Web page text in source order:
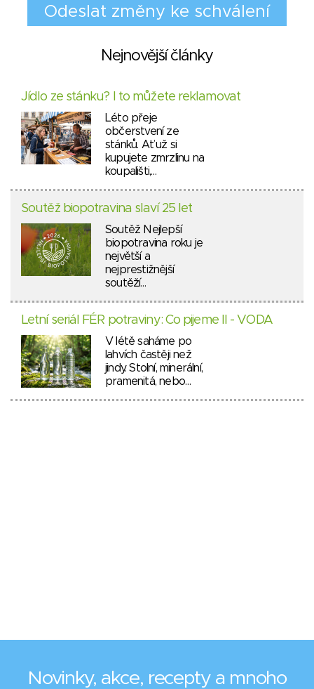
Nejnovější články
Jídlo ze stánku? I to můžete reklamovat
Léto přeje
občerstvení ze
stánků. Ať už si
kupujete zmrzlinu na
koupališti,…
Soutěž biopotravina slaví 25 let
Soutěž Nejlepší
biopotravina roku je
největší a
nejprestižnější
soutěží…
Letní seriál FÉR potraviny: Co pijeme II - VODA
V létě saháme po
lahvích častěji než
jindy. Stolní, minerální,
pramenitá, nebo…
Novinky, akce, recepty a mnoho